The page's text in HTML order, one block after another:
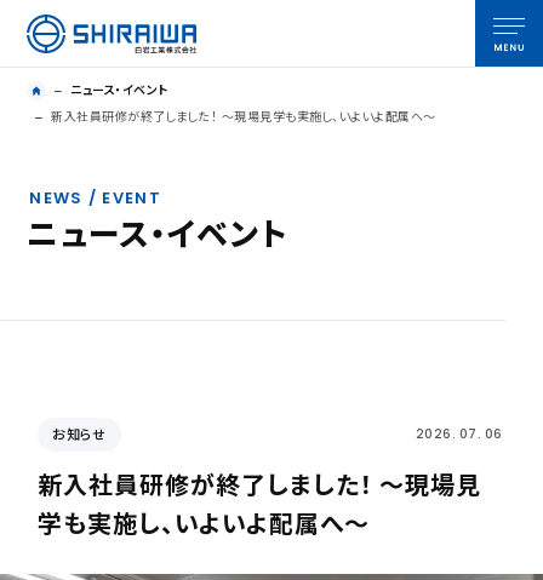
ニュース・イベント
新入社員研修が終了しました！ ～現場見学も実施し、いよいよ配属へ～
NEWS / EVENT
ニュース・イベント
お知らせ 2026. 07. 06
新入社員研修が終了しました！ ～現場見
学も実施し、いよいよ配属へ～